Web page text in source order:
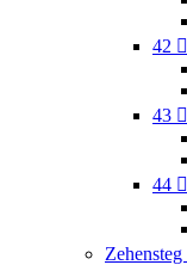
42 
43 
44 
Zehensteg